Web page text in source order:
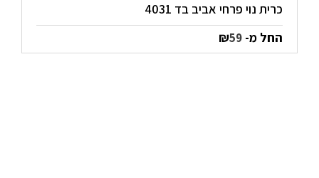
כרית נוי פרחי אביב בד 4031
החל מ-
₪59